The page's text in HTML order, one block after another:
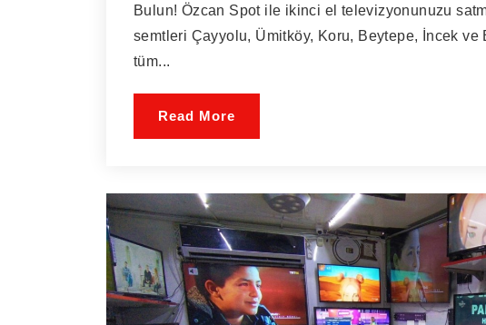
Bulun! Özcan Spot ile ikinci el televizyonunuzu
semtleri Çayyolu, Ümitköy, Koru, Beytepe, İncek ve
tüm...
Read More